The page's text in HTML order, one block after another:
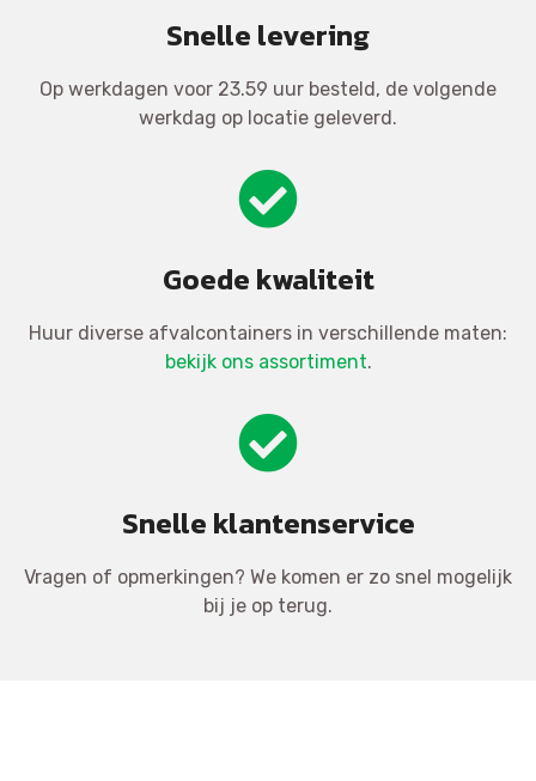
Snelle levering
Op werkdagen voor 23.59 uur besteld, de volgende
werkdag op locatie geleverd.
Goede kwaliteit
Huur diverse afvalcontainers in verschillende maten:
bekijk ons assortiment.
Snelle klantenservice
Vragen of opmerkingen? We komen er zo snel mogelijk
bij je op terug.